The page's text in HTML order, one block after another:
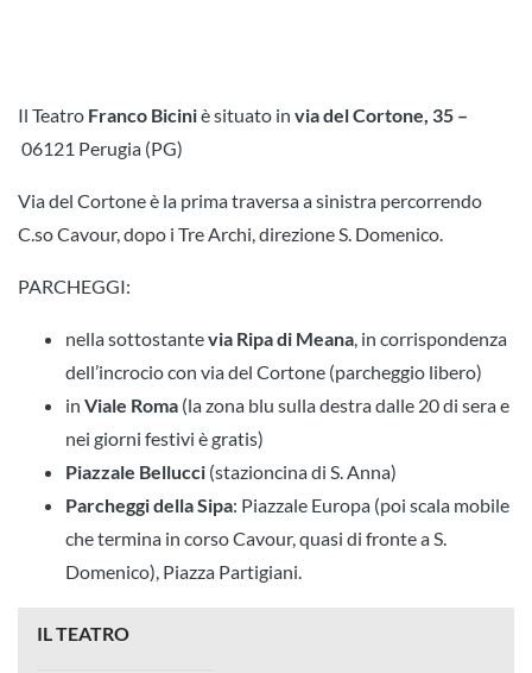
Il Teatro Franco Biciniè situato in via del Cortone, 35 –
06121 Perugia (PG)
Via del Cortone è la prima traversa a sinistra percorrendo
C.so Cavour, dopo i Tre Archi, direzione S. Domenico.
PARCHEGGI:
nella sottostantevia Ripa di Meana , in corrispondenza
dell’incrocio con via del Cortone (parcheggio libero)
in Viale Roma (la zona blu sulla destra dalle 20 di sera e
nei giorni festivi è gratis)
Piazzale Bellucci (stazioncina di S. Anna)
Parcheggi della Sipa: Piazzale Europa (poi scala mobile
che termina in corso Cavour, quasi di fronte a S.
Domenico), Piazza Partigiani.
IL TEATRO